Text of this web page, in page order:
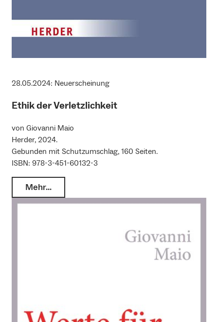
28.05.2024: Neuerscheinung
Ethik der Verletzlichkeit
von Giovanni Maio
Herder, 2024.
Gebunden mit Schutzumschlag, 160 Seiten.
ISBN: 978-3-451-60132-3
Mehr…